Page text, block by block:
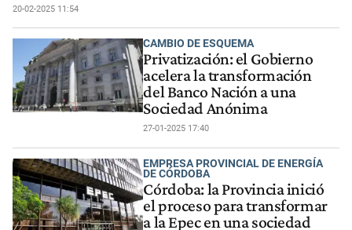
20-02-2025 11:54
CAMBIO DE ESQUEMA
Privatización: el Gobierno
acelera la transformación
del Banco Nación a una
Sociedad Anónima
27-01-2025 17:40
EMPRESA PROVINCIAL DE ENERGÍA
DE CÓRDOBA
Córdoba: la Provincia inició
el proceso para transformar
a la Epec en una sociedad